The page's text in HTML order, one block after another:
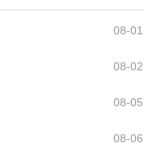
08-01
08-02
08-05
08-06